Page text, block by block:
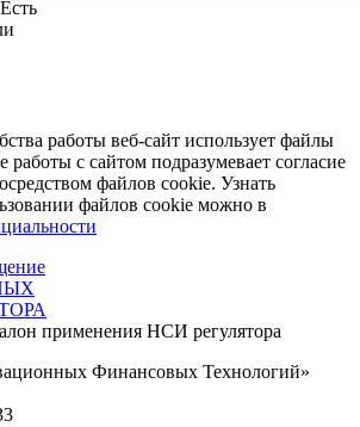
работы веб-сайт использует файлы
с сайтом подразумевает согласие
файлов cookie. Узнать
файлов cookie можно в
применения НСИ регулятора
Финансовых Технологий»